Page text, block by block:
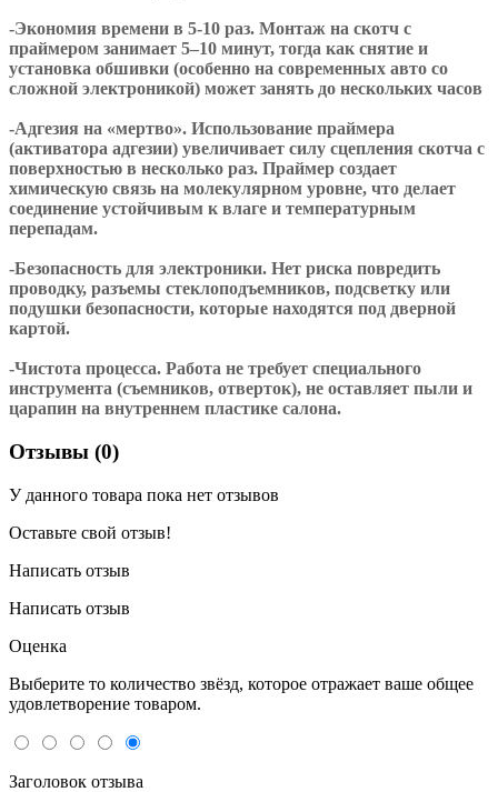
-Экономия времени в 5-10 раз. Монтаж на скотч с
праймером занимает 5–10 минут, тогда как снятие и
установка обшивки (особенно на современных авто со
сложной электроникой) может занять до нескольких часов
-Адгезия на «мертво». Использование праймера
(активатора адгезии) увеличивает силу сцепления скотча с
поверхностью в несколько раз. Праймер создает
химическую связь на молекулярном уровне, что делает
соединение устойчивым к влаге и температурным
перепадам.
-Безопасность для электроники. Нет риска повредить
проводку, разъемы стеклоподъемников, подсветку или
подушки безопасности, которые находятся под дверной
картой.
-Чистота процесса. Работа не требует специального
инструмента (съемников, отверток), не оставляет пыли и
царапин на внутреннем пластике салона.
Отзывы (0)
У данного товара пока нет отзывов
Оставьте свой отзыв!
Написать отзыв
Написать отзыв
Оценка
Выберите то количество звёзд, которое отражает ваше общее
удовлетворение товаром.
Заголовок отзыва